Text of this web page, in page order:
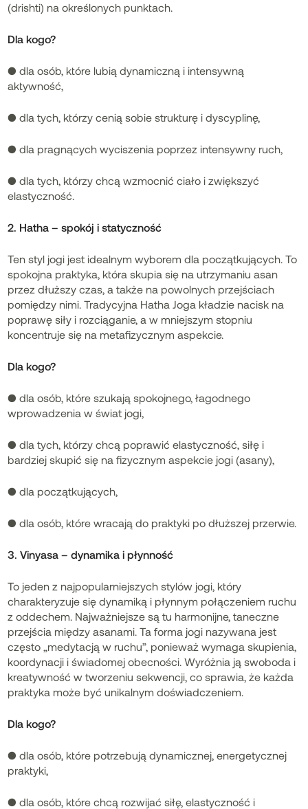
(drishti) na określonych punktach.
Dla kogo?
● dla osób, które lubią dynamiczną i intensywną
aktywność,
● dla tych, którzy cenią sobie strukturę i dyscyplinę,
● dla pragnących wyciszenia poprzez intensywny ruch,
● dla tych, którzy chcą wzmocnić ciało i zwiększyć
elastyczność.
2. Hatha – spokój i statyczność
Ten styl jogi jest idealnym wyborem dla początkujących. To
spokojna praktyka, która skupia się na utrzymaniu asan
przez dłuższy czas, a także na powolnych przejściach
pomiędzy nimi. Tradycyjna Hatha Joga kładzie nacisk na
poprawę siły i rozciąganie, a w mniejszym stopniu
koncentruje się na metafizycznym aspekcie.
Dla kogo?
● dla osób, które szukają spokojnego, łagodnego
wprowadzenia w świat jogi,
● dla tych, którzy chcą poprawić elastyczność, siłę i
bardziej skupić się na fizycznym aspekcie jogi (asany),
● dla początkujących,
● dla osób, które wracają do praktyki po dłuższej przerwie.
3. Vinyasa – dynamika i płynność
To jeden z najpopularniejszych stylów jogi, który
charakteryzuje się dynamiką i płynnym połączeniem ruchu
z oddechem. Najważniejsze są tu harmonijne, taneczne
przejścia między asanami. Ta forma jogi nazywana jest
często „medytacją w ruchu”, ponieważ wymaga skupienia,
koordynacji i świadomej obecności. Wyróżnia ją swoboda i
kreatywność w tworzeniu sekwencji, co sprawia, że każda
praktyka może być unikalnym doświadczeniem.
Dla kogo?
● dla osób, które potrzebują dynamicznej, energetycznej
praktyki,
● dla osób, które chcą rozwijać siłę, elastyczność i